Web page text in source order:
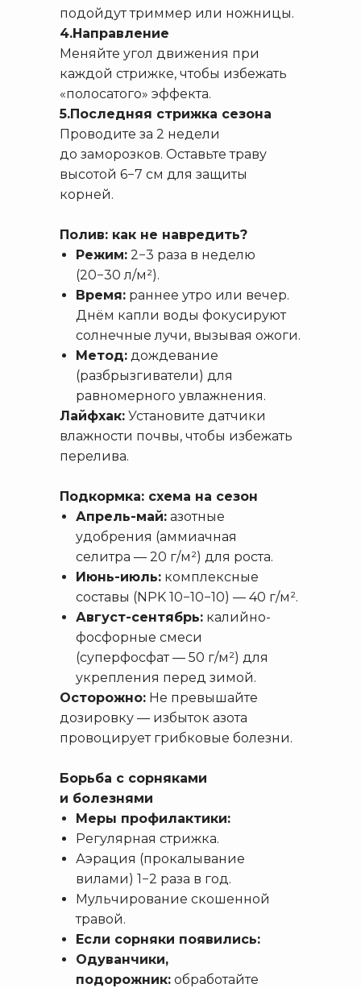
подойдут триммер или ножницы.
4.Направление
Меняйте угол движения при
каждой стрижке, чтобы избежать
«полосатого» эффекта.
5.Последняя стрижка сезона
Проводите за 2 недели
до заморозков. Оставьте траву
высотой 6−7 см для защиты
корней.
Полив: как не навредить?
Режим: 2−3 раза в неделю
(20−30 л/м²).
Время: раннее утро или вечер.
Днём капли воды фокусируют
солнечные лучи, вызывая ожоги.
Метод: дождевание
(разбрызгиватели) для
равномерного увлажнения.
Лайфхак: Установите датчики
влажности почвы, чтобы избежать
перелива.
Подкормка: схема на сезон
Апрель-май: азотные
удобрения (аммиачная
селитра — 20 г/м²) для роста.
Июнь-июль: комплексные
составы (NPK 10−10−10) — 40 г/м².
Август-сентябрь: калийно-
фосфорные смеси
(суперфосфат — 50 г/м²) для
укрепления перед зимой.
Осторожно: Не превышайте
дозировку — избыток азота
провоцирует грибковые болезни.
Борьба с сорняками
и болезнями
Меры профилактики:
Регулярная стрижка.
Аэрация (прокалывание
вилами) 1−2 раза в год.
Мульчирование скошенной
травой.
Если сорняки появились:
Одуванчики,
подорожник: обработайте